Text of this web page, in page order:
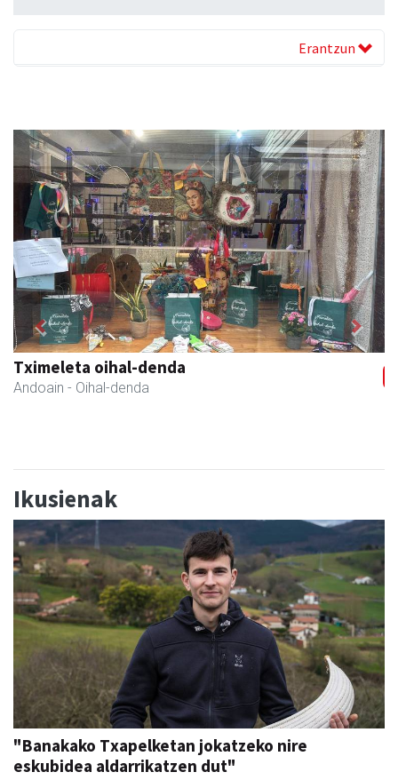
Erantzun
Ernaitza liburu-denda
Andoain - Liburu-dendak
Previous Next
Ikusienak
"Banakako Txapelketan jokatzeko nire
eskubidea aldarrikatzen dut"